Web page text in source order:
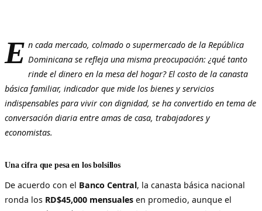
E n cada mercado, colmado o supermercado de la República
Dominicana se refleja una misma preocupación: ¿qué tanto
rinde el dinero en la mesa del hogar? El costo de la canasta
básica familiar, indicador que mide los bienes y servicios
indispensables para vivir con dignidad, se ha convertido en tema de
conversación diaria entre amas de casa, trabajadores y
economistas.
Una cifra que pesa en los bolsillos
De acuerdo con el Banco Central, la canasta básica nacional
ronda los RD$45,000 mensuales en promedio, aunque el